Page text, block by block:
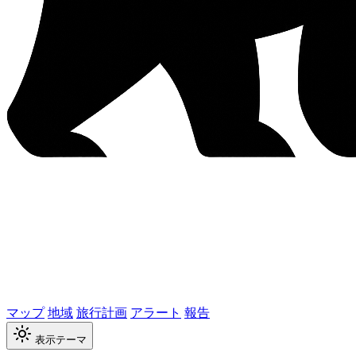
マップ地域旅行計画 アラート 報告
表示テーマ